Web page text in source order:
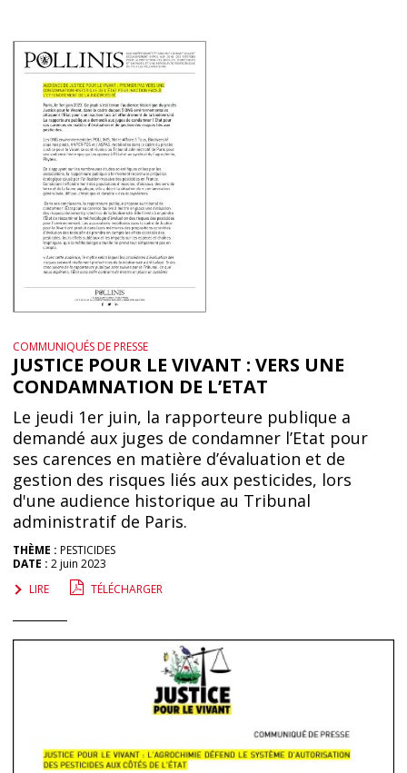
COMMUNIQUÉS DE PRESSE
JUSTICE POUR LE VIVANT : VERS UNE
CONDAMNATION DE L’ETAT
Le jeudi 1er juin, la rapporteure publique a
demandé aux juges de condamner l’Etat pour
ses carences en matière d’évaluation et de
gestion des risques liés aux pesticides, lors
d'une audience historique au Tribunal
administratif de Paris.
THÈME : PESTICIDES
DATE : 2 juin 2023
LIRE
TÉLÉCHARGER